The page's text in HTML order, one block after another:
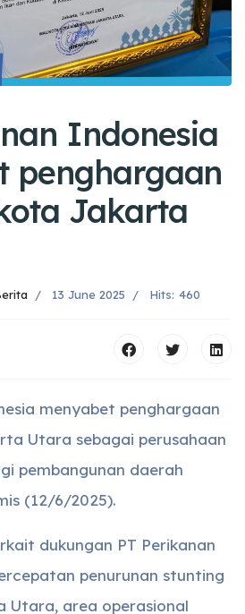
Indonesia
penghargaan
Jakarta
13 June 2025 Hits: 460
menyabet penghargaan
Utara sebagai perusahaan
pembangunan daerah
(12/6/2025).
dukungan PT Perikanan
penurunan stunting
Utara, area operasional